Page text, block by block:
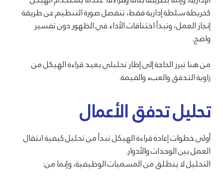
كخريطة سلطة إدارية فقط، تنفصل صورة التنظيم عن طريقة
إنجاز العمل، وتبدأ اختناقات الأداء في الظهور دون تفسير
واضح.
من هنا تبرز الحاجة إلى إطار تحليلي يعيد قراءة الهيكل من
زاوية التدفق والعبء والقيمة.
تحليل تدفق الأعمال
أولى خطوات إعادة قراءة الهيكل تبدأ من تحليل كيفية انتقال
العمل بين الوحدات والأدوار.
التحليل لا ينطلق من المسميات الوظيفية، وإنما من: